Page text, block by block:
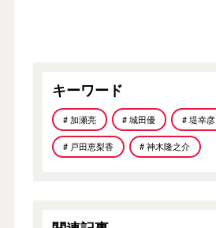
キーワード
# 加瀬亮 # 城田優 # 堤幸彦
# 戸田恵梨香 # 神木隆之介